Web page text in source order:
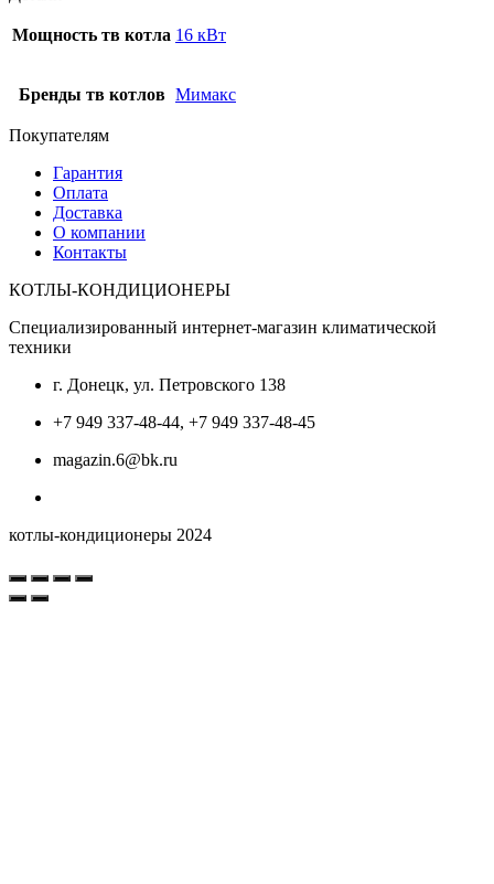
Мощность тв котла 16 кВт
Бренды тв котлов Мимакс
Покупателям
Гарантия
Оплата
Доставка
О компании
Контакты
КОТЛЫ-КОНДИЦИОНЕРЫ
Специализированный интернет-магазин климатической
техники
г. Донецк, ул. Петровского 138
+7 949 337-48-44, +7 949 337-48-45
magazin.6@bk.ru
котлы-кондиционеры 2024